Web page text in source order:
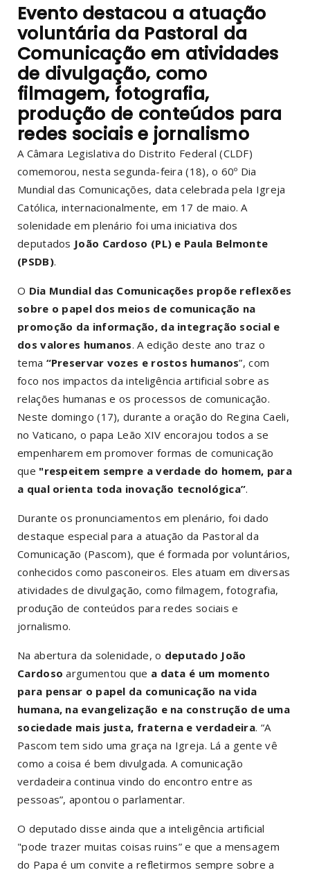
Evento destacou a atuação
voluntária da Pastoral da
Comunicação em atividades
de divulgação, como
filmagem, fotografia,
produção de conteúdos para
redes sociais e jornalismo
A Câmara Legislativa do Distrito Federal (CLDF)
comemorou, nesta segunda-feira (18), o 60º Dia
Mundial das Comunicações, data celebrada pela Igreja
Católica, internacionalmente, em 17 de maio. A
solenidade em plenário foi uma iniciativa dos
deputados João Cardoso (PL) e Paula Belmonte
(PSDB).
O Dia Mundial das Comunicações propõe reflexões
sobre o papel dos meios de comunicação na
promoção da informação, da integração social e
dos valores humanos. A edição deste ano traz o
tema “Preservar vozes e rostos humanos”, com
foco nos impactos da inteligência artificial sobre as
relações humanas e os processos de comunicação.
Neste domingo (17), durante a oração do Regina Caeli,
no Vaticano, o papa Leão XIV encorajou todos a se
empenharem em promover formas de comunicação
que "respeitem sempre a verdade do homem, para
a qual orienta toda inovação tecnológica”.
Durante os pronunciamentos em plenário, foi dado
destaque especial para a atuação da Pastoral da
Comunicação (Pascom), que é formada por voluntários,
conhecidos como pasconeiros. Eles atuam em diversas
atividades de divulgação, como filmagem, fotografia,
produção de conteúdos para redes sociais e
jornalismo.
Na abertura da solenidade, o deputado João
Cardoso argumentou que a data é um momento
para pensar o papel da comunicação na vida
humana, na evangelização e na construção de uma
sociedade mais justa, fraterna e verdadeira. “A
Pascom tem sido uma graça na Igreja. Lá a gente vê
como a coisa é bem divulgada. A comunicação
verdadeira continua vindo do encontro entre as
pessoas”, apontou o parlamentar.
O deputado disse ainda que a inteligência artificial
"pode trazer muitas coisas ruins” e que a mensagem
do Papa é um convite a refletirmos sempre sobre a